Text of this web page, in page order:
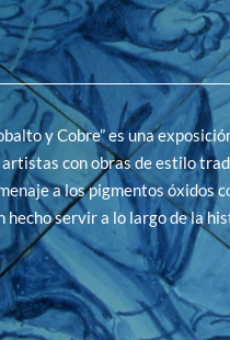
y Cobre” es una
con obras de estilo
a los pigmentos óxidos
hecho servir a lo largo de la